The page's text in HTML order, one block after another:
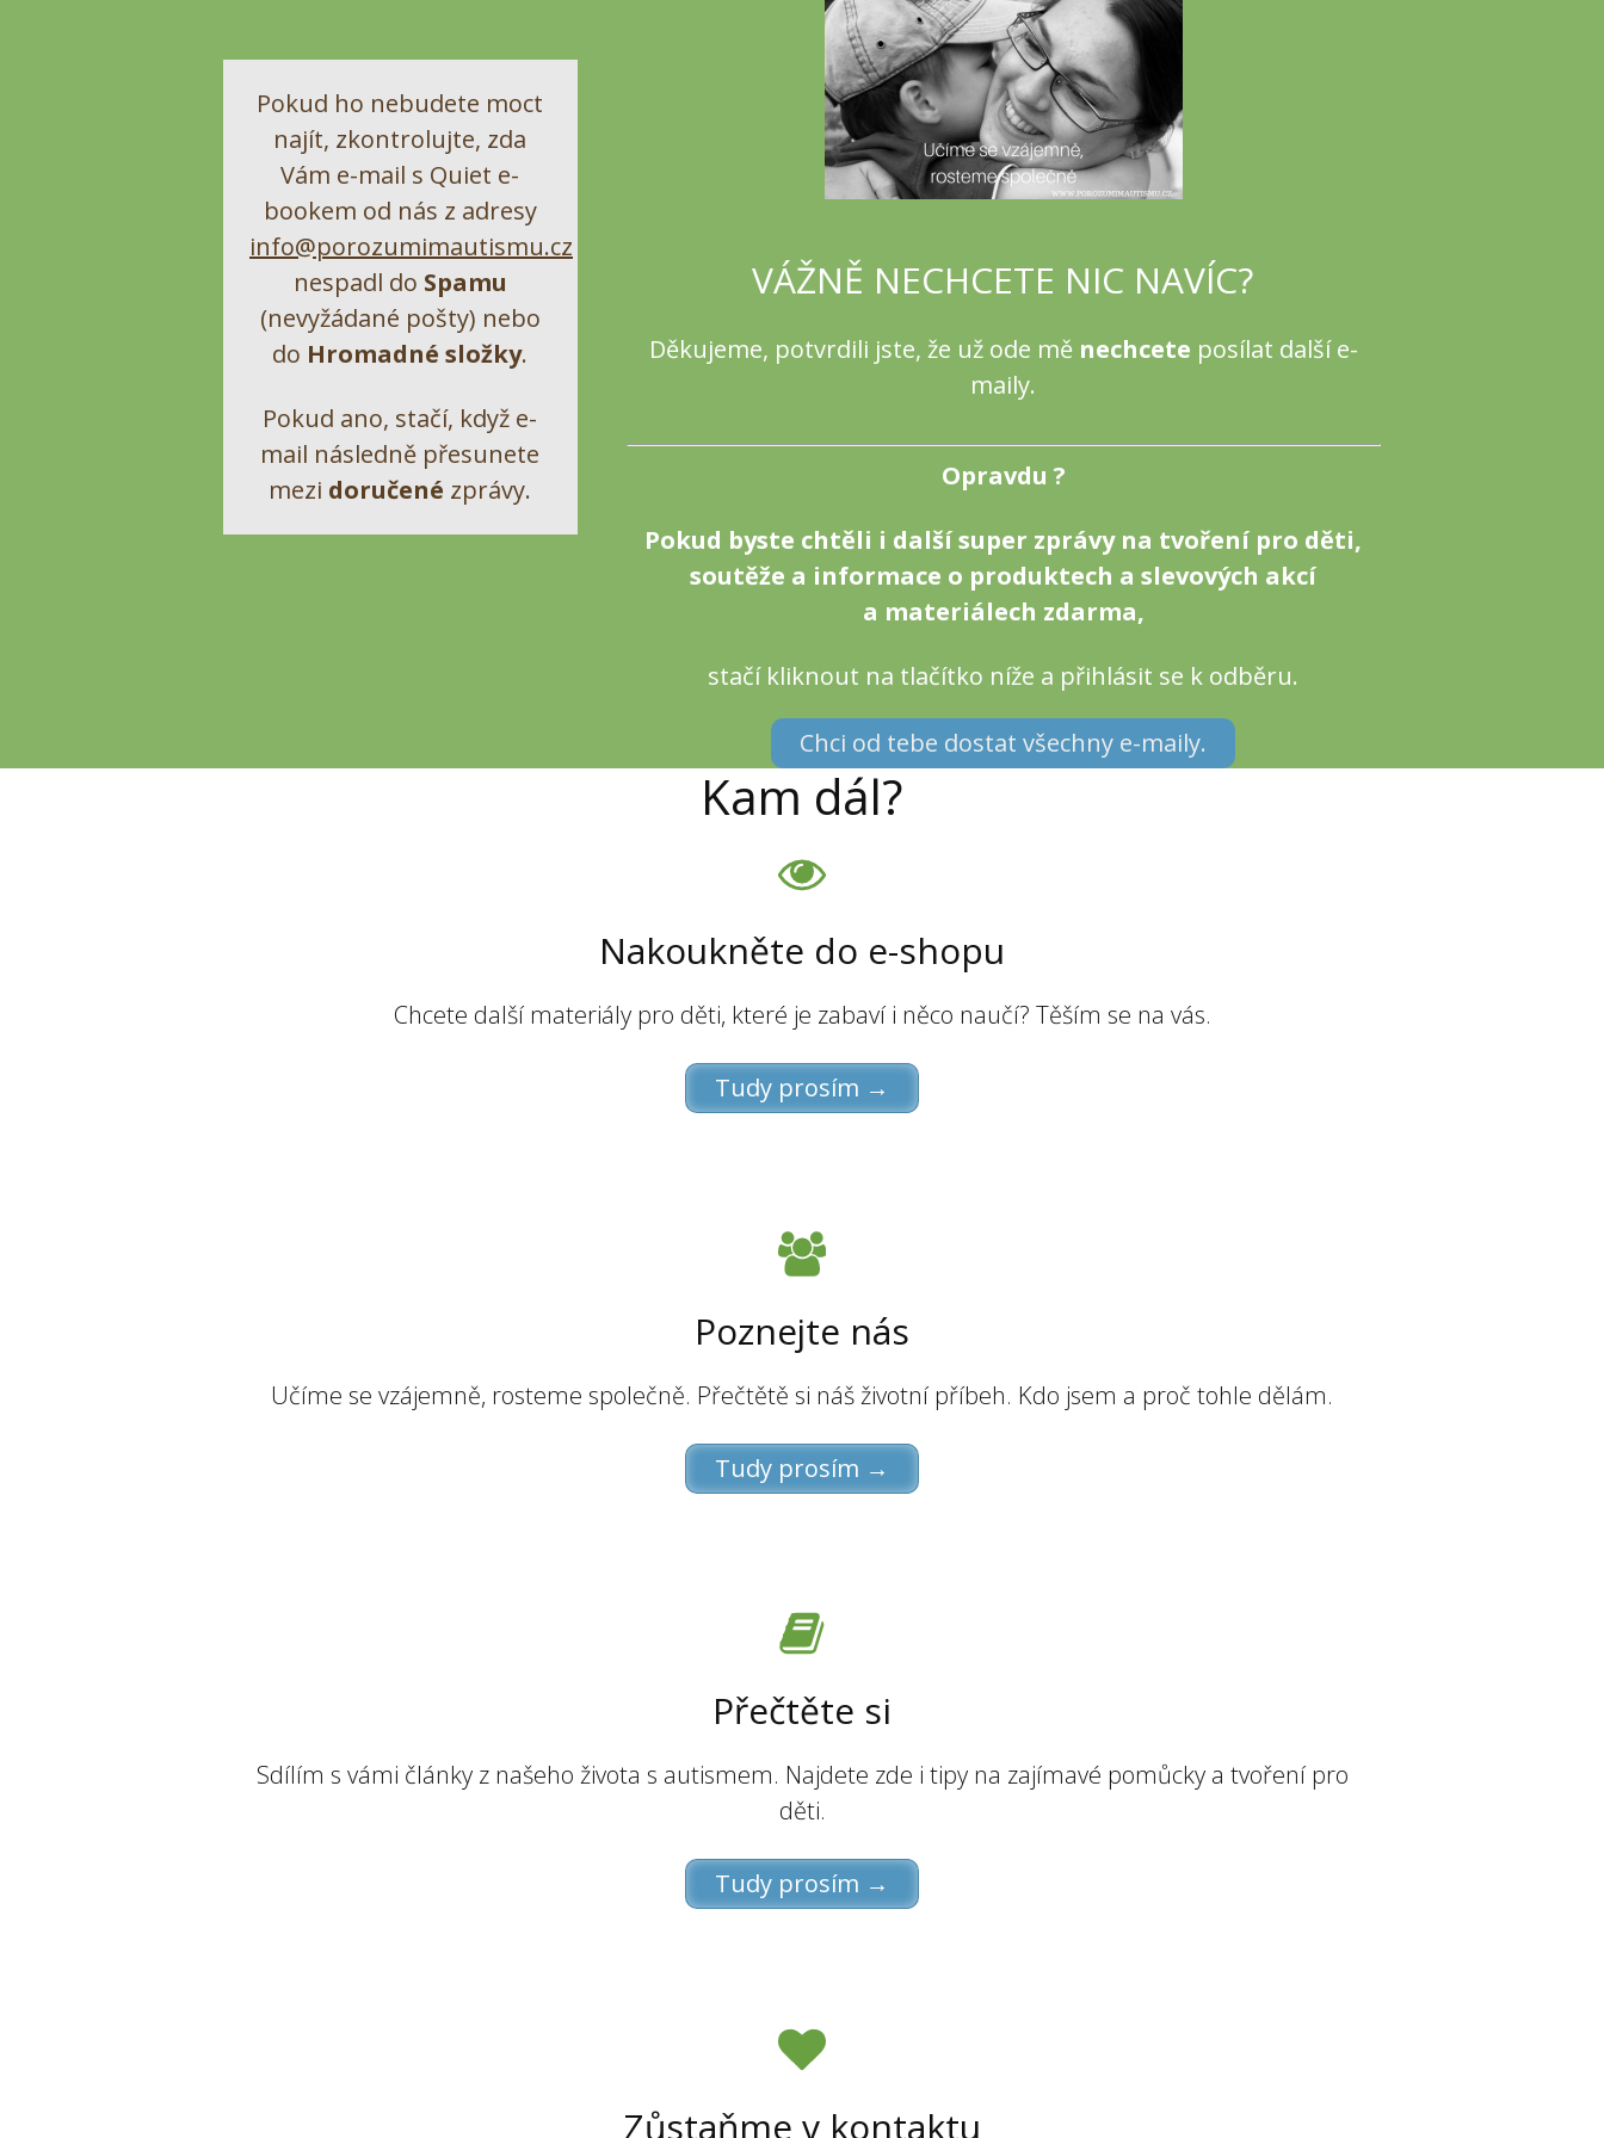
Pokud ho nebudete moct
najít, zkontrolujte, zda
Vám e-mail s Quiet e-
bookem od nás z adresy
info@porozumimautismu.cz
nespadl do Spamu
(nevyžádané pošty) nebo
do Hromadné složky.
Pokud ano, stačí, když e-
mail následně přesunete
mezi doručené zprávy.
VÁŽNĚ NECHCETE NIC NAVÍC?
Děkujeme, potvrdili jste, že už ode mě nechcete posílat další e-
maily.
Opravdu ?
Pokud byste chtěli i další super zprávy na tvoření pro děti,
soutěže a informace o produktech a slevových akcí
a materiálech zdarma,
stačí kliknout na tlačítko níže a přihlásit se k odběru.
Chci od tebe dostat všechny e-maily.
Kam dál?
Nakoukněte do e-shopu
Chcete další materiály pro děti, které je zabaví i něco naučí? Těším se na vás.
Tudy prosím →
Poznejte nás
Učíme se vzájemně, rosteme společně. Přečtětě si náš životní příbeh. Kdo jsem a proč tohle dělám.
Tudy prosím →
Přečtěte si
Sdílím s vámi články z našeho života s autismem. Najdete zde i tipy na zajímavé pomůcky a tvoření pro
děti.
Tudy prosím →
Zůstaňme v kontaktu